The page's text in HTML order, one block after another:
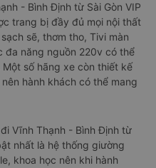
- Bình Định từ Sài Gòn VIP
trang bị đầy đủ mọi nội thất
sẽ, thơm tho, Tivi màn
đa năng nguồn 220v có thể
số hãng xe còn thiết kế
hành khách có thể mang
Vĩnh Thạnh - Bình Định từ
nhất là hệ thống giường
khoa học nên khi hành